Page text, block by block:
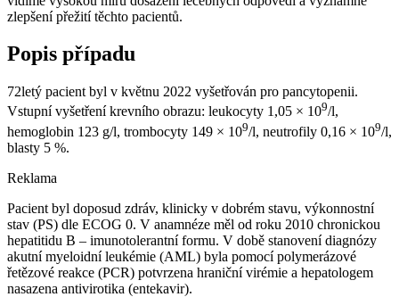
zlepšení přežití těchto pacientů.
Popis případu
72letý pacient byl v květnu 2022 vyšetřován pro pancytopenii.
Vstupní vyšetření krevního obrazu: leukocyty 1,05 × 109/l,
hemoglobin 123 g⁠/⁠l, trombocyty 149 × 109/l, neutrofily 0,16 × 109/l,
blasty 5 %.
Reklama
Pacient byl doposud zdráv, klinicky v dobrém stavu, výkonnostní
stav (PS) dle ECOG 0. V anamnéze měl od roku 2010 chronickou
hepatitidu B –⁠ imunotolerantní formu. V době stanovení diagnózy
akutní myeloidní leukémie (AML) byla pomocí polymerázové
řetězové reakce (PCR) potvrzena hraniční virémie a hepatologem
nasazena antivirotika (entekavir).